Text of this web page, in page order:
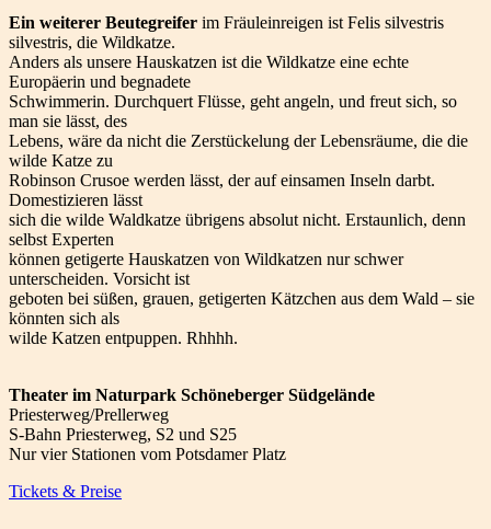
Ein weiterer Beutegreifer im Fräuleinreigen ist Felis silvestris
silvestris, die Wildkatze.
Anders als unsere Hauskatzen ist die Wildkatze eine echte
Europäerin und begnadete
Schwimmerin. Durchquert Flüsse, geht angeln, und freut sich, so
man sie lässt, des
Lebens, wäre da nicht die Zerstückelung der Lebensräume, die die
wilde Katze zu
Robinson Crusoe werden lässt, der auf einsamen Inseln darbt.
Domestizieren lässt
sich die wilde Waldkatze übrigens absolut nicht. Erstaunlich, denn
selbst Experten
können getigerte Hauskatzen von Wildkatzen nur schwer
unterscheiden. Vorsicht ist
geboten bei süßen, grauen, getigerten Kätzchen aus dem Wald – sie
könnten sich als
wilde Katzen entpuppen. Rhhhh.
Theater im Naturpark Schöneberger Südgelände
Priesterweg/Prellerweg
S-Bahn Priesterweg, S2 und S25
Nur vier Stationen vom Potsdamer Platz
Tickets & Preise